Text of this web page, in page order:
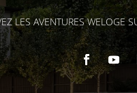
LES AVENTURES WELOGE